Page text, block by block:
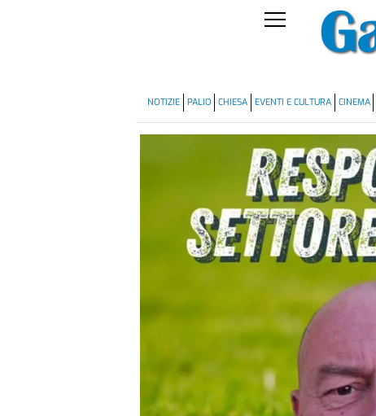
NOTIZIE PALIO CHIESA EVENTI E CULTURA CINEMA